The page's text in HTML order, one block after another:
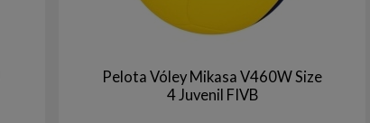
Pelota Vóley Mikasa V460W Size
4 Juvenil FIVB